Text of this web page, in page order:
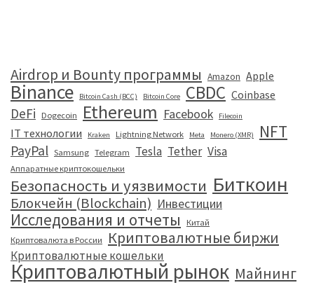
Airdrop и Bounty программы Amazon Apple
Binance Bitcoin Cash (BCC) Bitcoin Core CBDC Coinbase
DeFi Dogecoin Ethereum Facebook Filecoin
IT технологии Kraken Lightning Network Meta Monero (XMR) NFT
PayPal Samsung Telegram Tesla Tether Visa
Аппаратные криптокошельки
Безопасность и уязвимости Биткоин
Блокчейн (Blockchain) Инвестиции
Исследования и отчеты
Китай
Криптовалюта в России
Криптовалютные биржи
Криптовалютные кошельки
Криптовалютный рынок Майнинг